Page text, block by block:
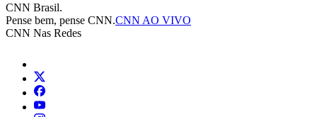
CNN Brasil.
Pense bem, pense CNN.CNN AO VIVO
CNN Nas Redes